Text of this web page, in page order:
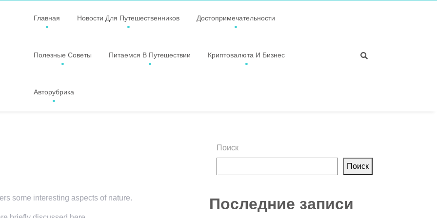
Главная Новости Для Путешественников Достопримечательности
Полезные Советы Питаемся В Путешествии Криптовалюта И Бизнес
Авторубрика
some interesting aspects of nature.
Поиск
Поиск
Последние записи